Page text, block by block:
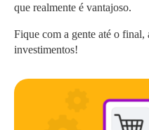
que realmente é vantajoso.
Fique com a gente até o final,
investimentos!